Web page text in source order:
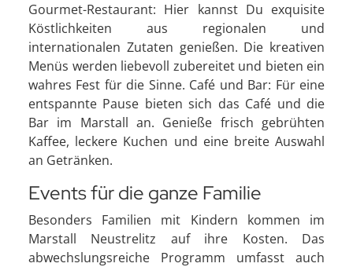
Gourmet-Restaurant: Hier kannst Du exquisite
Köstlichkeiten aus regionalen und
internationalen Zutaten genießen. Die kreativen
Menüs werden liebevoll zubereitet und bieten ein
wahres Fest für die Sinne. Café und Bar: Für eine
entspannte Pause bieten sich das Café und die
Bar im Marstall an. Genieße frisch gebrühten
Kaffee, leckere Kuchen und eine breite Auswahl
an Getränken.
Events für die ganze Familie
Besonders Familien mit Kindern kommen im
Marstall Neustrelitz auf ihre Kosten. Das
abwechslungsreiche Programm umfasst auch